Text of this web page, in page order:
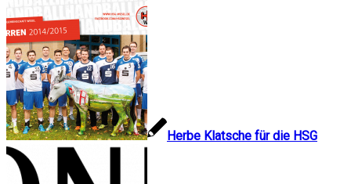
Herbe Klatsche für die HSG